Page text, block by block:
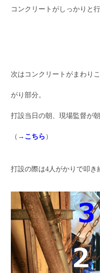
コンクリートがしっかりと
次はコンクリートがまわり
がり部分。
打設当日の朝、現場監督が
（→ こちら ）
打設の際は4人がかりで叩き